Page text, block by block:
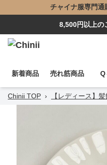
チャイナ服専門
8,500円以上の
新着商品 売れ筋商品 Q
Chinii TOP › 【レディース】